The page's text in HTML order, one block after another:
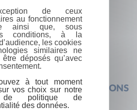
?FOIRE AUX QUESTIONS
de ceux
au fonctionnement
ainsi que, sous
conditions, à la
les cookies
similaires ne
être déposés qu’avec
à tout moment
vos choix sur notre
de politique de
des données.